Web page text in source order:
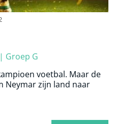
Groep G
voetbal. Maar de
Neymar zijn land naar